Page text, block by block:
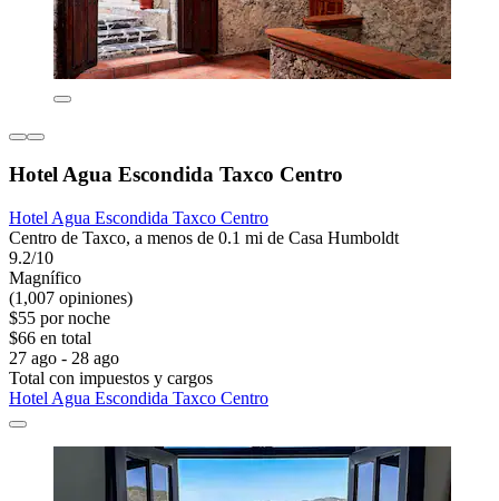
Hotel Agua Escondida Taxco Centro
Hotel Agua Escondida Taxco Centro
Centro de Taxco, a menos de 0.1 mi de Casa Humboldt
9.2/10
Magnífico
(1,007 opiniones)
$55 por noche
$66 en total
27 ago - 28 ago
Total con impuestos y cargos
Hotel Agua Escondida Taxco Centro